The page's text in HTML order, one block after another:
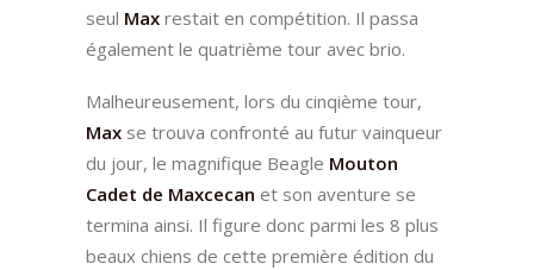
seul Max restait en compétition. Il passa
également le quatrième tour avec brio.
Malheureusement, lors du cinqième tour,
Max se trouva confronté au futur vainqueur
du jour, le magnifique Beagle Mouton
Cadet de Maxcecan et son aventure se
termina ainsi. Il figure donc parmi les 8 plus
beaux chiens de cette première édition du